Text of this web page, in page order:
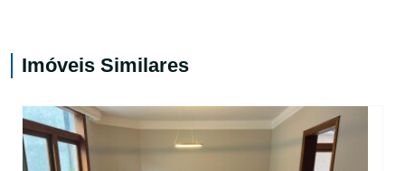
Imóveis Similares